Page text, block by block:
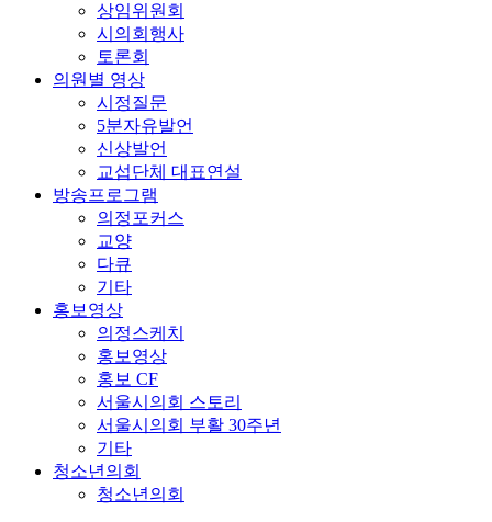
상임위원회
시의회행사
토론회
의원별 영상
시정질문
5분자유발언
신상발언
교섭단체 대표연설
방송프로그램
의정포커스
교양
다큐
기타
홍보영상
의정스케치
홍보영상
홍보 CF
서울시의회 스토리
서울시의회 부활 30주년
기타
청소년의회
청소년의회